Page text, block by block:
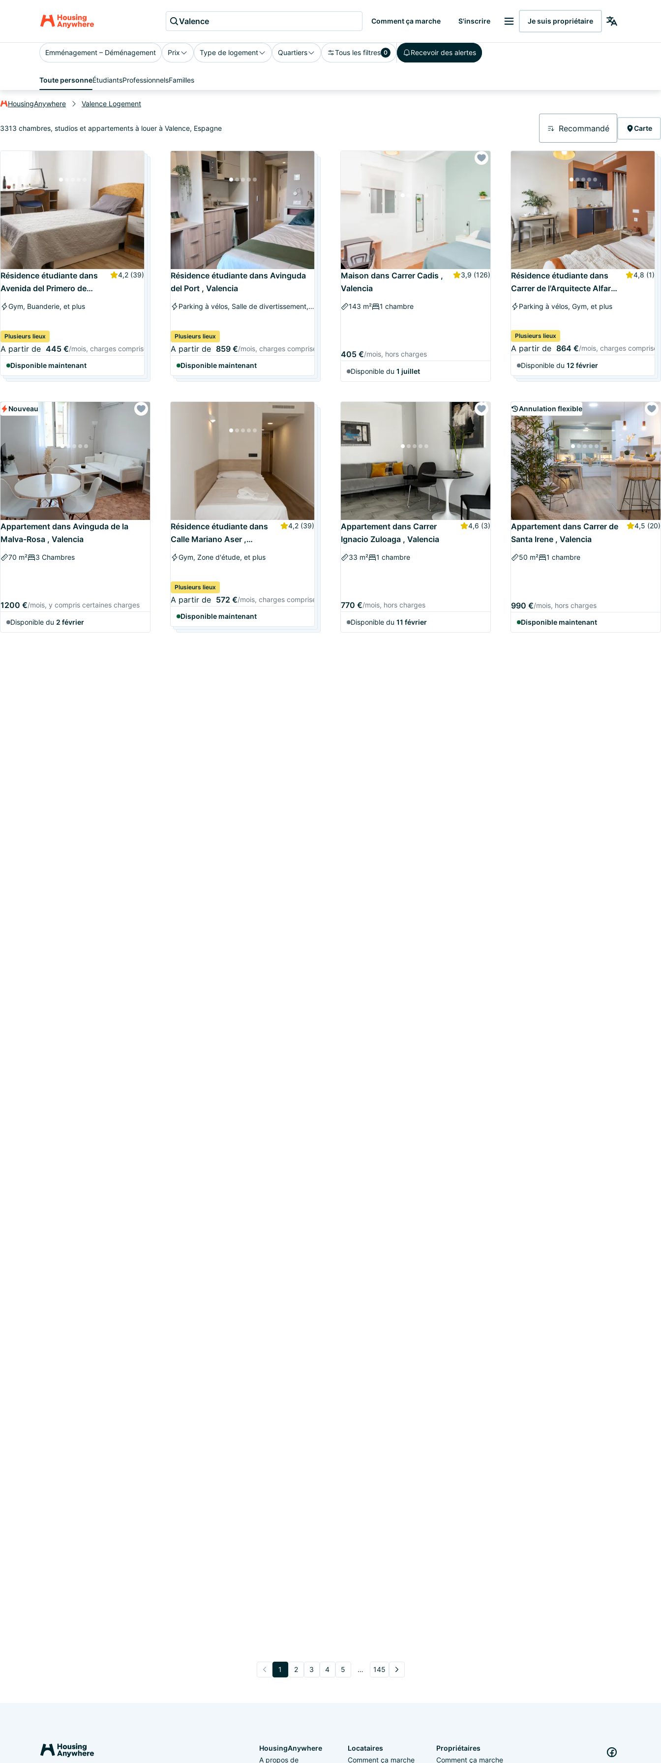
Valence Comment ça marche S'inscrire Je suis propriétaire
Emménagement – Déménagement Prix Type de logement Quartiers Tous les filtres 0 Recevoir des alertes
Toute personneÉtudiantsProfessionnelsFamilles
HousingAnywhere Valence Logement
3313 chambres, studios et appartements à louer à Valence, Espagne Recommandé Carte
Résidence étudiante dans
Avenida del Primero de
Mayo , Burjassot
4,2 (39)
Gym, Buanderie, et plus
Plusieurs lieux
A partir de 445 €/mois, charges comprises
Disponible maintenant
Résidence étudiante dans Avinguda
del Port , Valencia
Parking à vélos, Salle de divertissement, et plus
Plusieurs lieux
A partir de 859 €/mois, charges comprises
Disponible maintenant
Maison dans Carrer Cadis ,
Valencia
3,9 (126)
143 m² 1 chambre
405 €/mois, hors charges
Disponible du 1 juillet
Résidence étudiante dans
Carrer de l'Arquitecte Alfaro
, Valencia
4,8 (1)
Parking à vélos, Gym, et plus
Plusieurs lieux
A partir de 864 €/mois, charges comprises
Disponible du 12 février
Nouveau
Appartement dans Avinguda de la
Malva-Rosa , Valencia
70 m² 3 Chambres
1200 €/mois, y compris certaines charges
Disponible du 2 février
Résidence étudiante dans
Calle Mariano Aser ,
Burjassot
4,2 (39)
Gym, Zone d'étude, et plus
Plusieurs lieux
A partir de 572 €/mois, charges comprises
Disponible maintenant
Appartement dans Carrer
Ignacio Zuloaga , Valencia
4,6 (3)
33 m² 1 chambre
770 €/mois, hors charges
Disponible du 11 février
Annulation flexible
Appartement dans Carrer de
Santa Irene , Valencia
4,5 (20)
50 m² 1 chambre
990 €/mois, hors charges
Disponible maintenant
1 2 3 4 5 … 145
HousingAnywhere
A propos de
Locataires
Comment ça marche
Propriétaires
Comment ça marche